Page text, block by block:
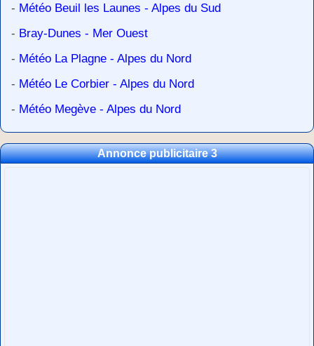
- Météo Beuil les Launes - Alpes du Sud
- Bray-Dunes - Mer Ouest
- Météo La Plagne - Alpes du Nord
- Météo Le Corbier - Alpes du Nord
- Météo Megève - Alpes du Nord
Annonce publicitaire 3